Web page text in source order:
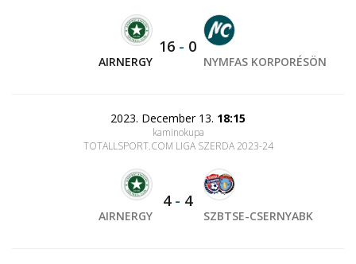
AIRNERGY
16 - 0
NYMFAS KORPORÉSÖN
2023. December 13. 18:15
kaminokupa
TOTALLSPORT.COM LIGA SZERDA 2023-24
AIRNERGY
4- 4
SZBTSE-CSERNYABK